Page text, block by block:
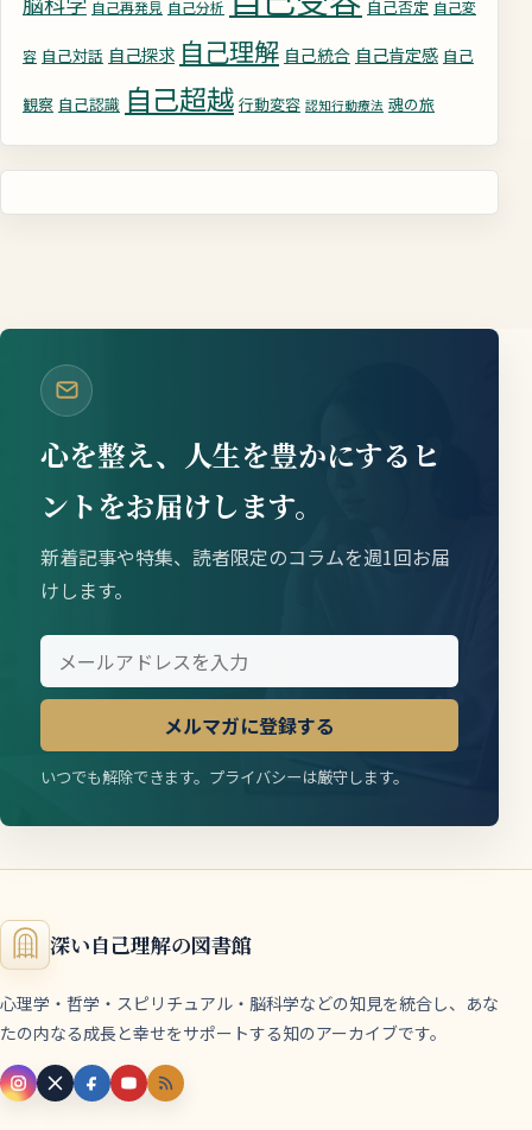
自己再発見 自己分析 自己否定 自己変
容 自己対話 自己探求 自己理解 自己統合 自己肯定感 自己
観察 自己認識 自己超越 行動変容 認知行動療法 魂の旅
心を整え、人生を豊かにするヒ
ントをお届けします。
新着記事や特集、読者限定のコラムを週1回お届
けします。
メルマガに登録する
いつでも解除できます。プライバシーは厳守します。
深い自己理解の図書館
心理学・哲学・スピリチュアル・脳科学などの知見を統合し、あな
たの内なる成長と幸せをサポートする知のアーカイブです。